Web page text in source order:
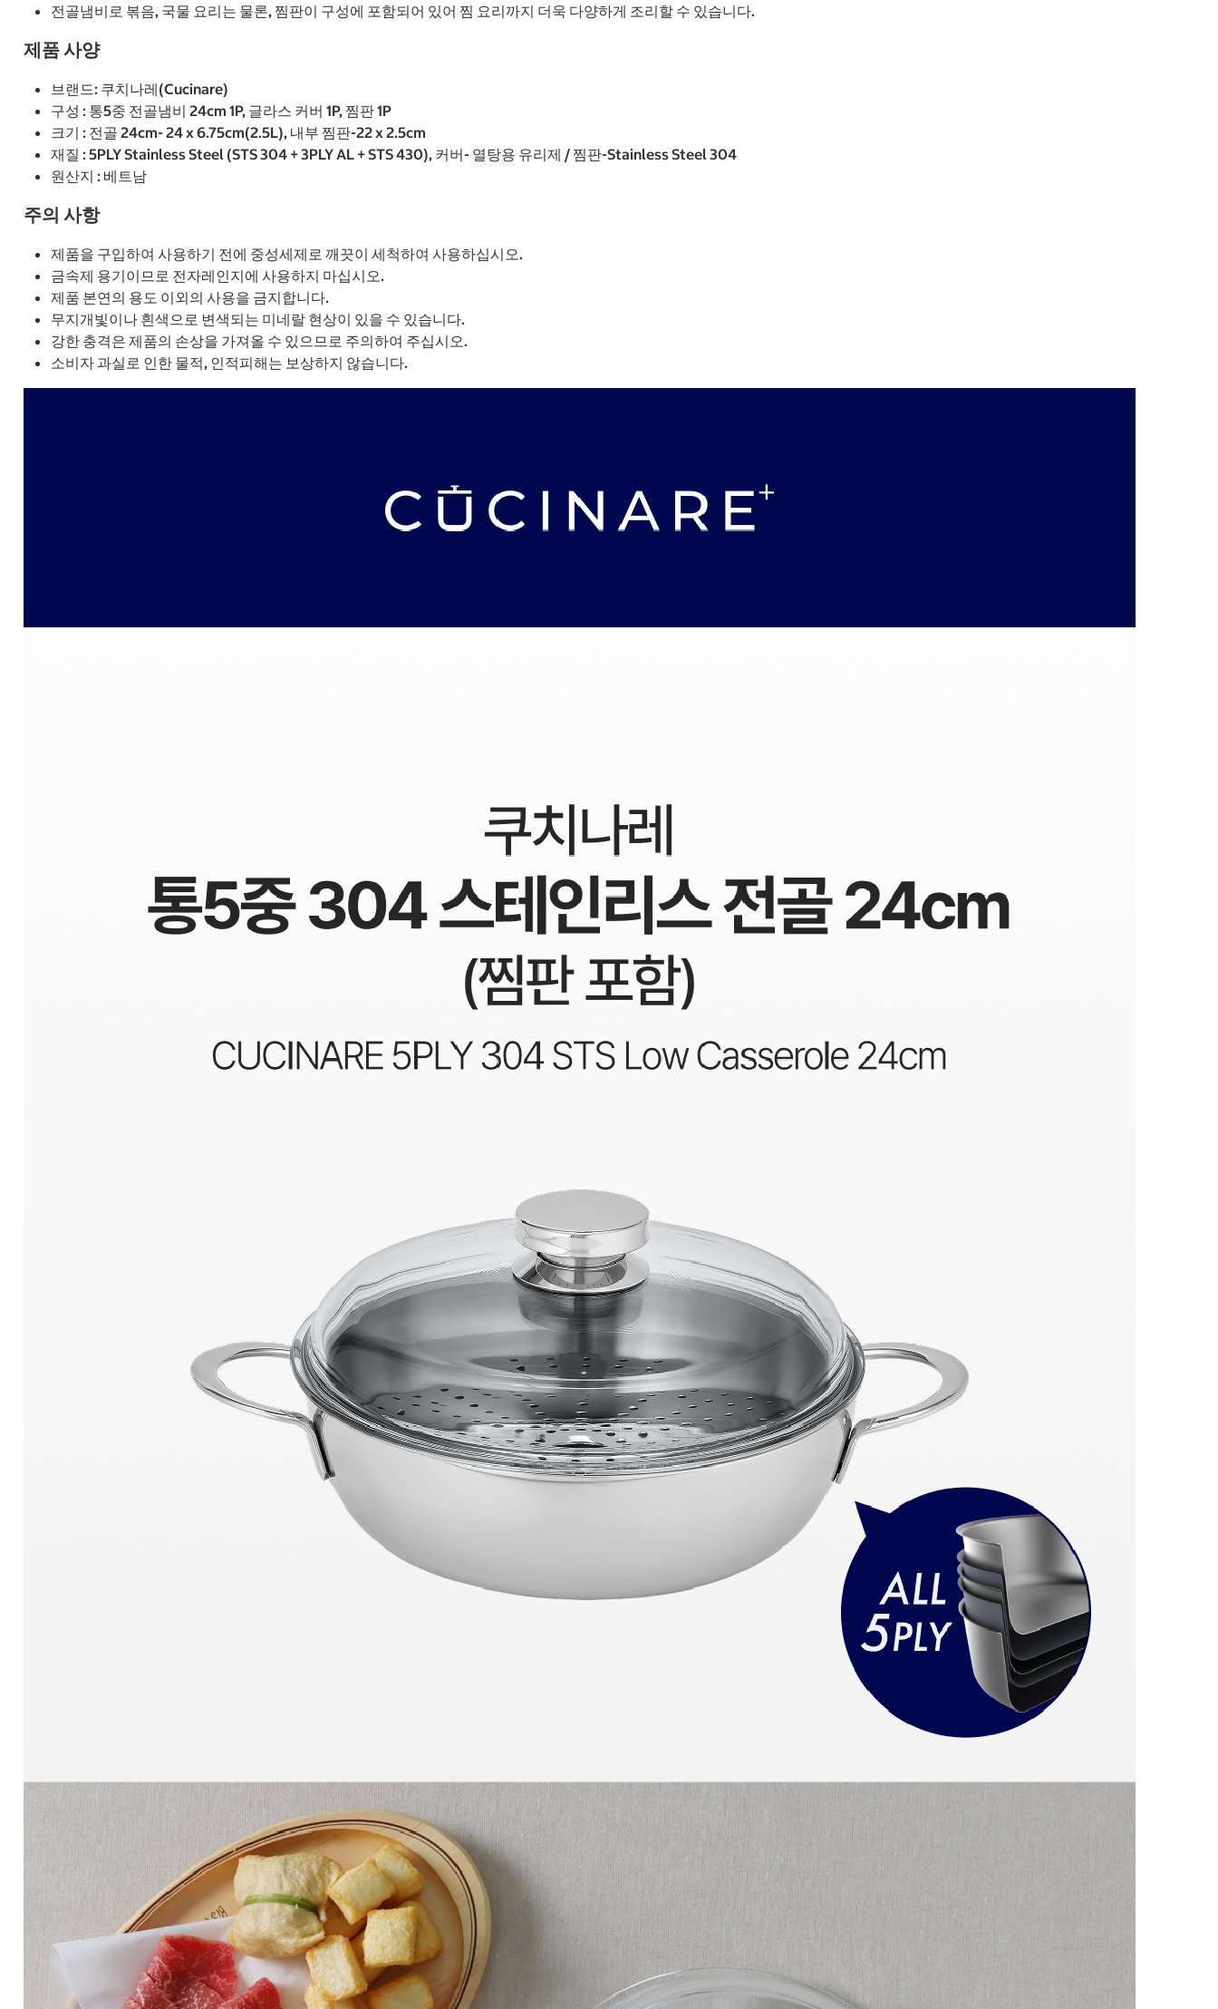
전골냄비로 볶음, 국물 요리는 물론, 찜판이 구성에 포함되어 있어 찜 요리까지 더욱 다양하게 조리할 수 있습니다.
제품 사양
브랜드: 쿠치나레(Cucinare)
구성 : 통5중 전골냄비 24cm 1P, 글라스 커버 1P, 찜판 1P
크기 : 전골 24cm- 24 x 6.75cm(2.5L), 내부 찜판-22 x 2.5cm
재질 : 5PLY Stainless Steel (STS 304 + 3PLY AL + STS 430), 커버- 열탕용 유리제 / 찜판-Stainless Steel 304
원산지 : 베트남
주의 사항
제품을 구입하여 사용하기 전에 중성세제로 깨끗이 세척하여 사용하십시오.
금속제 용기이므로 전자레인지에 사용하지 마십시오.
제품 본연의 용도 이외의 사용을 금지합니다.
무지개빛이나 흰색으로 변색되는 미네랄 현상이 있을 수 있습니다.
강한 충격은 제품의 손상을 가져올 수 있으므로 주의하여 주십시오.
소비자 과실로 인한 물적, 인적피해는 보상하지 않습니다.